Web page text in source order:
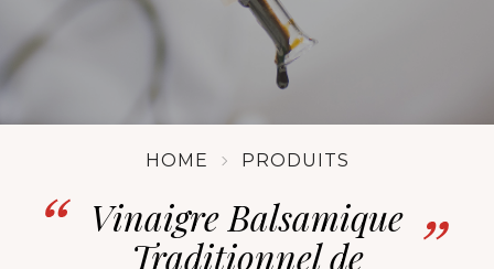
HOME PRODUITS
Vinaigre Balsamique
Traditionnel de